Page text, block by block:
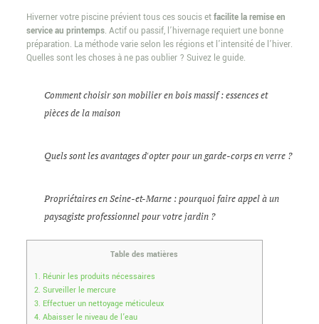
Hiverner votre piscine prévient tous ces soucis etfacilite la remise en
service au printemps. Actif ou passif, l’hivernage requiert une bonne
préparation. La méthode varie selon les régions et l’intensité de l’hiver.
Quelles sont les choses à ne pas oublier ? Suivez le guide.
Comment choisir son mobilier en bois massif : essences et
pièces de la maison
Quels sont les avantages d'opter pour un garde-corps en verre ?
Propriétaires en Seine-et-Marne : pourquoi faire appel à un
paysagiste professionnel pour votre jardin ?
Table des matières
1. Réunir les produits nécessaires
2. Surveiller le mercure
3. Effectuer un nettoyage méticuleux
4. Abaisser le niveau de l’eau